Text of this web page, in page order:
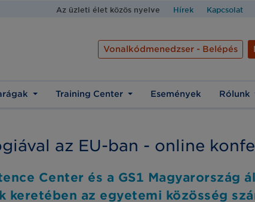
Az üzleti élet közös nyelve Hírek Kapcsolat
Vonalkódmenedzser - Belépés
Training Center Események Rólunk
az EU-ban - online
Center és a GS1 Magyarország
az egyetemi közösség